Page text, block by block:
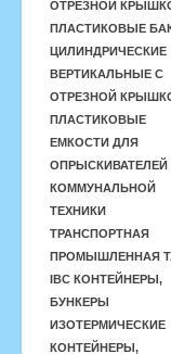
ОТРЕЗНОЙ
ПЛАСТИКОВЫЕ
ЦИЛИНДРИЧЕСКИЕ
ВЕРТИКАЛЬНЫЕ С
ОТРЕЗНОЙ
ПЛАСТИКОВЫЕ
ЕМКОСТИ ДЛЯ
ОПРЫСКИВАТЕЛЕЙ
КОММУНАЛЬНОЙ
ТЕХНИКИ
ТРАНСПОРТНАЯ
ПРОМЫШЛЕННАЯ
IBC КОНТЕЙНЕРЫ,
БУНКЕРЫ
ИЗОТЕРМИЧЕСКИЕ
КОНТЕЙНЕРЫ,